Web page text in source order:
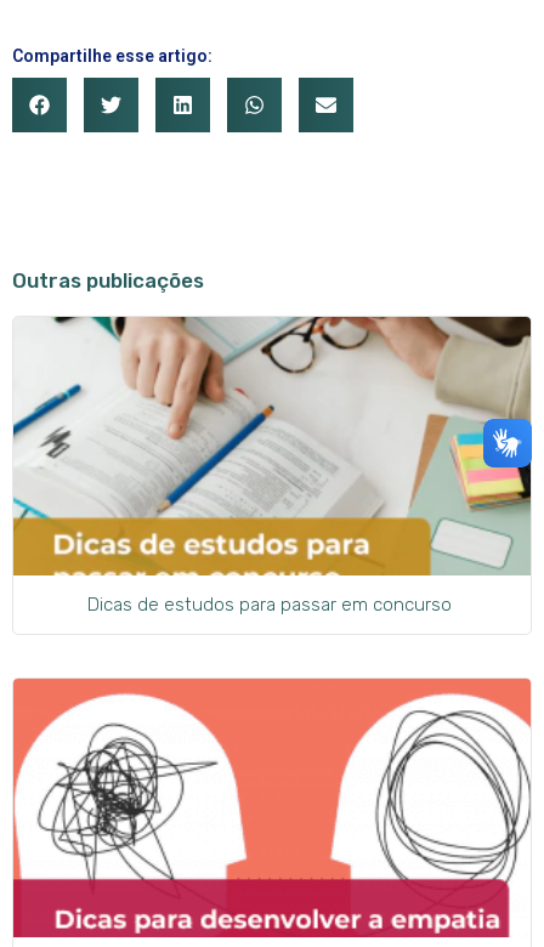
Compartilhe esse artigo:
Outras publicações
Dicas de estudos para passar em concurso